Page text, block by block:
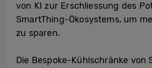
von KI zur Erschliessung des
SmartThing-Ökosystems, um
zu sparen.
Die Bespoke-Kühlschränke von